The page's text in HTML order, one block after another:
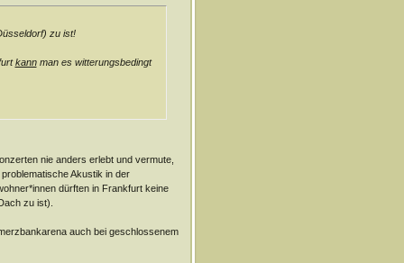
zu ist!
kannman es witterungsbedingt
nie anders erlebt und vermute,
Akustik in der
dürften in Frankfurt keine
zu ist).
auch bei geschlossenem